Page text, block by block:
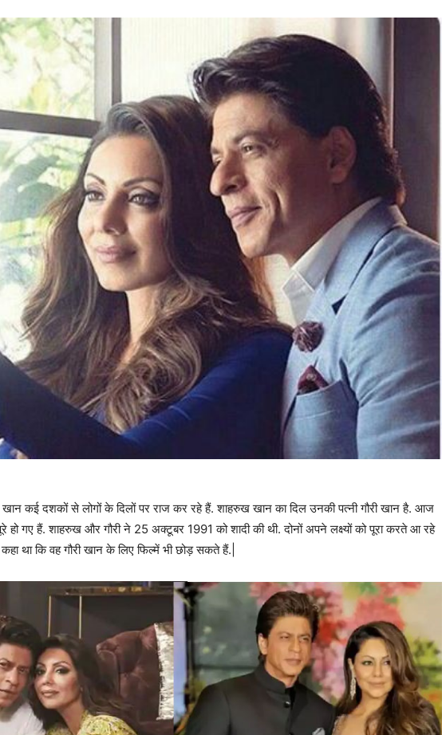
खान कई दशकों से लोगों के दिलों पर राज कर रहे हैं. शाहरुख खान का दिल उनकी पत्नी गौरी खान है. आज
हो गए हैं. शाहरुख और गौरी ने 25 अक्टूबर 1991 को शादी की थी. दोनों अपने लक्ष्यों को पूरा करते आ रहे
था कि वह गौरी खान के लिए फिल्में भी छोड़ सकते हैं.|